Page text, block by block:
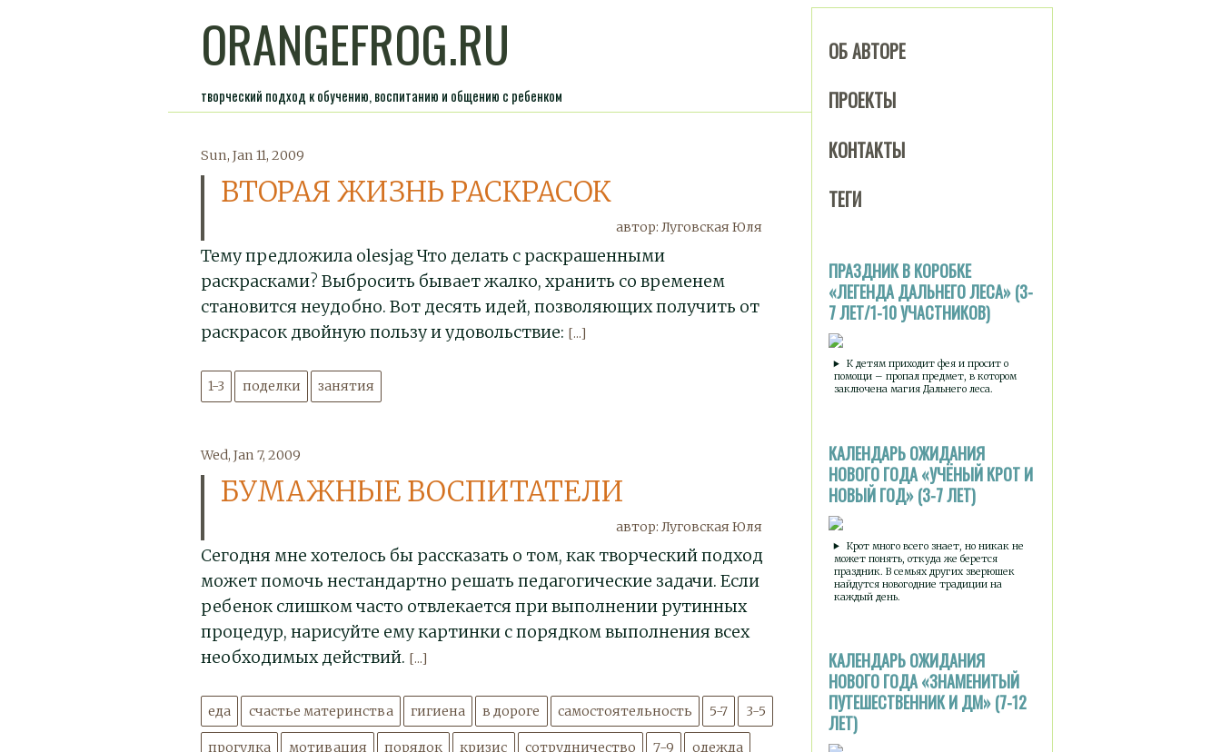
ORANGEFROG.RU
творческий подход к обучению, воспитанию и общению с ребенком
ОБ АВТОРЕ
ПРОЕКТЫ
КОНТАКТЫ
ТЕГИ
ПРАЗДНИК В КОРОБКЕ
«ЛЕГЕНДА ДАЛЬНЕГО ЛЕСА» (3-
7 ЛЕТ/1-10 УЧАСТНИКОВ)
К детям приходит фея и просит о
помощи – пропал предмет, в котором
заключена магия Дальнего леса.
КАЛЕНДАРЬ ОЖИДАНИЯ
НОВОГО ГОДА «УЧЁНЫЙ КРОТ И
НОВЫЙ ГОД» (3-7 ЛЕТ)
Крот много всего знает, но никак не
может понять, откуда же берется
праздник. В семьях других зверюшек
найдутся новогодние традиции на
каждый день.
КАЛЕНДАРЬ ОЖИДАНИЯ
НОВОГО ГОДА «ЗНАМЕНИТЫЙ
ПУТЕШЕСТВЕННИК И ДМ» (7-12
ЛЕТ)
Sun, Jan 11, 2009
ВТОРАЯ ЖИЗНЬ РАСКРАСОК
автор: Луговская Юля
Тему предложила olesjag Что делать с раскрашенными
раскрасками? Выбросить бывает жалко, хранить со временем
становится неудобно. Вот десять идей, позволяющих получить от
раскрасок двойную пользу и удовольствие: [...]
1-3 поделки занятия
Wed, Jan 7, 2009
БУМАЖНЫЕ ВОСПИТАТЕЛИ
автор: Луговская Юля
Сегодня мне хотелось бы рассказать о том, как творческий подход
может помочь нестандартно решать педагогические задачи. Если
ребенок слишком часто отвлекается при выполнении рутинных
процедур, нарисуйте ему картинки с порядком выполнения всех
необходимых действий. [...]
еда счастье материнства гигиена в дороге самостоятельность 5-7 3-5
прогулка мотивация порядок кризис сотрудничество 7-9 одежда